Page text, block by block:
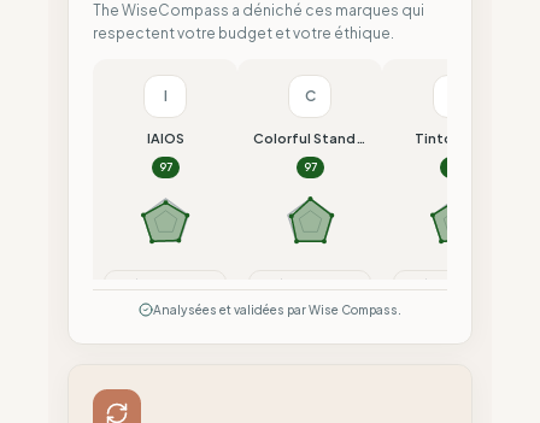
The WiseCompass a déniché ces marques qui
respectent votre budget et votre éthique.
I
IAIOS
97
C
Colorful Standard
97
Tintoremus
Analysées et validées par Wise Compass.